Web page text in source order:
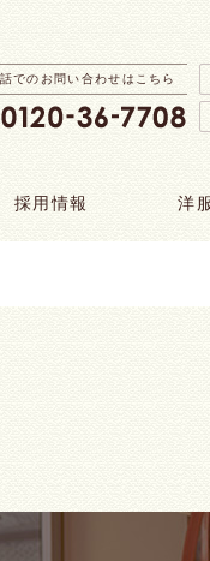
採用情報 洋
でのお問い合わせはこちら